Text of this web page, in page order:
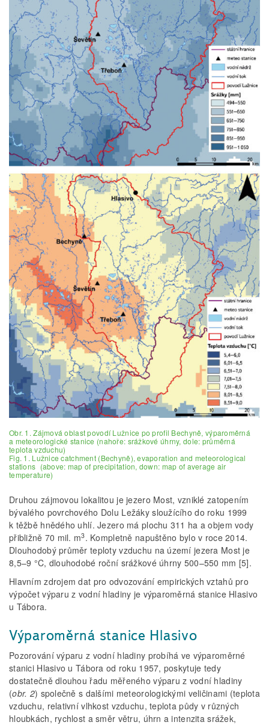
Obr. 1. Zájmová oblast povodí Lužnice po profil Bechyně, výparoměrná
a meteorologické stanice (nahoře: srážkové úhrny, dole: průměrná
teplota vzduchu)
Fig. 1. Lužnice catchment (Bechyně), evaporation and meteorological
stations (above: map of precipitation, down: map of average air
temperature)
Druhou zájmovou lokalitou je jezero Most, vzniklé zatopením
bývalého povrchového Dolu Ležáky sloužícího do roku 1999
k těžbě hnědého uhlí. Jezero má plochu 311 ha a objem vody
přibližně 70 mil. m3. Kompletně napuštěno bylo v roce 2014.
Dlouhodobý průměr teploty vzduchu na území jezera Most je
8,5–9 °C, dlouhodobé roční srážkové úhrny 500–550 mm [5].
Hlavním zdrojem dat pro odvozování empirických vztahů pro
výpočet výparu z vodní hladiny je výparoměrná stanice Hlasivo
u Tábora.
Výparoměrná stanice Hlasivo
Pozorování výparu z vodní hladiny probíhá ve výparoměrné
stanici Hlasivo u Tábora od roku 1957, poskytuje tedy
dostatečně dlouhou řadu měřeného výparu z vodní hladiny
(obr. 2) společně s dalšími meteorologickými veličinami (teplota
vzduchu, relativní vlhkost vzduchu, teplota půdy v různých
hloubkách, rychlost a směr větru, úhrn a intenzita srážek,